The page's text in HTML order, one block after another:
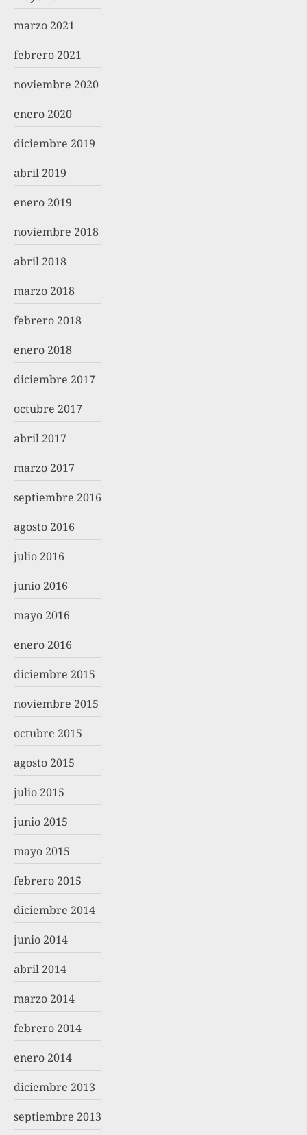
marzo 2021
febrero 2021
noviembre 2020
enero 2020
diciembre 2019
abril 2019
enero 2019
noviembre 2018
abril 2018
marzo 2018
febrero 2018
enero 2018
diciembre 2017
octubre 2017
abril 2017
marzo 2017
septiembre 2016
agosto 2016
julio 2016
junio 2016
mayo 2016
enero 2016
diciembre 2015
noviembre 2015
octubre 2015
agosto 2015
julio 2015
junio 2015
mayo 2015
febrero 2015
diciembre 2014
junio 2014
abril 2014
marzo 2014
febrero 2014
enero 2014
diciembre 2013
septiembre 2013